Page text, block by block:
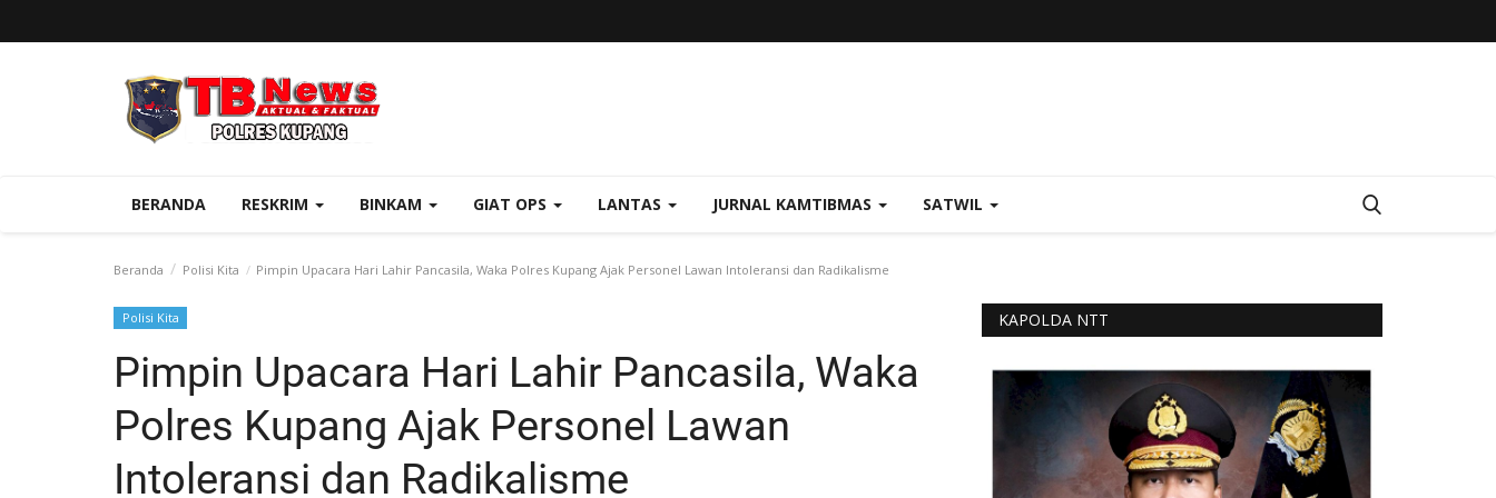
BERANDA RESKRIM BINKAM GIAT OPS LANTAS JURNAL KAMTIBMAS SATWIL
Beranda Polisi Kita Pimpin Upacara Hari Lahir Pancasila, Waka Polres Kupang Ajak Personel Lawan Intoleransi dan Radikalisme
Polisi Kita
Pimpin Upacara Hari Lahir Pancasila, Waka
Polres Kupang Ajak Personel Lawan
Intoleransi dan Radikalisme
KAPOLDA NTT